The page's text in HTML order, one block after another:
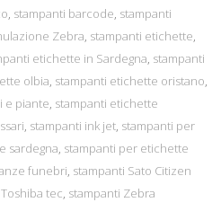
, stampanti barcode, stampanti
Zebra, stampanti etichette,
etichette in Sardegna, stampanti
olbia, stampanti etichette oristano,
e piante, stampanti etichette
, stampanti ink jet, stampanti per
sardegna, stampanti per etichette
funebri, stampanti Sato Citizen
tec, stampanti Zebra